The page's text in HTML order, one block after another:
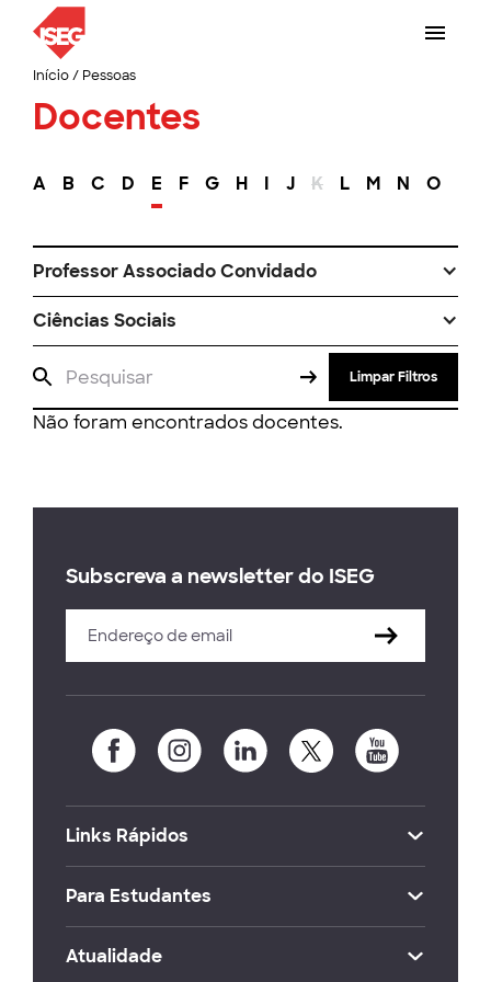
Início/ Pessoas
Docentes
A B C D E F G H I J K L M N O
Professor Associado Convidado
Ciências Sociais
Limpar Filtros
Não foram encontrados docentes.
Subscreva a newsletter do ISEG
Links Rápidos
Para Estudantes
Atualidade